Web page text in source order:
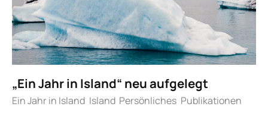
„Ein Jahr in Island“ neu aufgelegt
Ein Jahr in Island Island Persönliches Publikationen